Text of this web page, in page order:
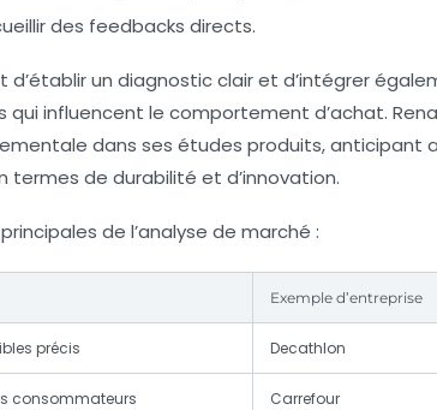
des feedbacks directs.
un diagnostic clair et d’intégrer
influencent le comportement d’achat.
dans ses études produits, anticipant
termes de durabilité et d’innovation.
de l’analyse de marché :
Exemple d’entreprise
précis Decathlon
consommateurs Carrefour